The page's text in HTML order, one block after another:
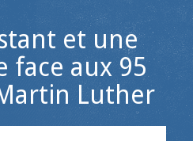
et une
face aux 95
Luther